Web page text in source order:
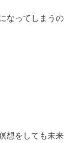
なってしまうの
想をしても未来